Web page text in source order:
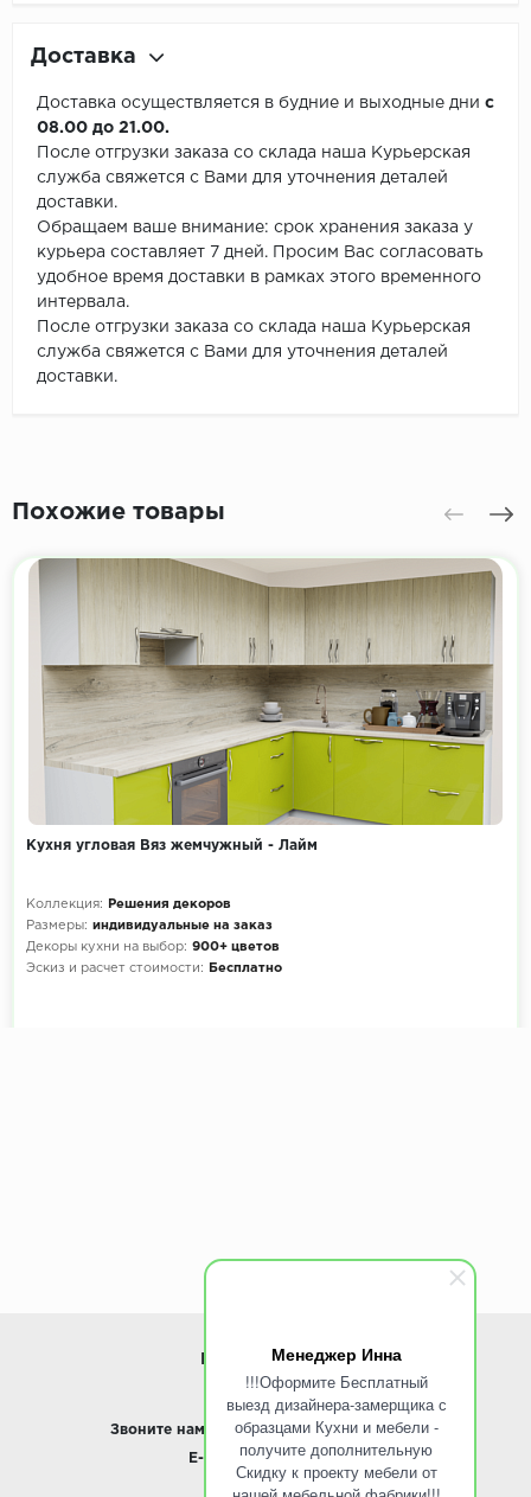
Менеджер Инна
!!!Оформите Бесплатный
выезд дизайнера-замерщика с
образцами Кухни и мебели -
получите дополнительную
Скидку к проекту мебели от
Доставка
Доставка осуществляется в будние и выходные дни с
08.00 до 21.00.
После отгрузки заказа со склада наша Курьерская
служба свяжется с Вами для уточнения деталей
доставки.
Обращаем ваше внимание: срок хранения заказа у
курьера составляет 7 дней. Просим Вас согласовать
удобное время доставки в рамках этого временного
интервала.
После отгрузки заказа со склада наша Курьерская
служба свяжется с Вами для уточнения деталей
доставки.
Похожие товары
Кухня угловая Вяз жемчужный - Лайм
Коллекция:
Решения декоров
Размеры: индивидуальные на заказ
Декоры кухни на выбор: 900+ цветов
Эскиз и расчет стоимости:
Бесплатно
ИНФОРМАЦИЯ
www.ROINST.ru
Звоните нам: 8 495 797-10-50 / Whatsapp
E-mail: info@roinst.ru